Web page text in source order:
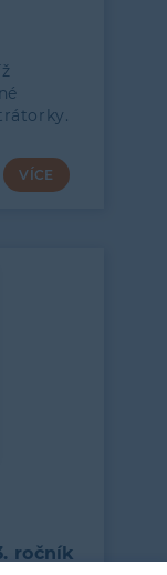
VÍCE
ročník